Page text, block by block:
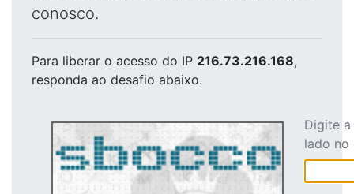
conosco.
Para liberar o acesso do IP 216.73.216.168,
responda ao desafio abaixo.
Digite
lado no